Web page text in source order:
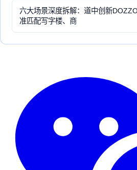
六大场景深度拆解：道中创新
准匹配写字楼、商